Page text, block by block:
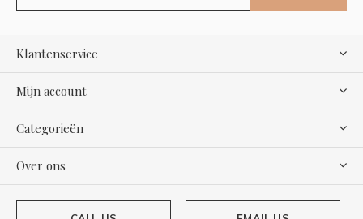
Klantenservice
Mijn account
Categorieën
Over ons